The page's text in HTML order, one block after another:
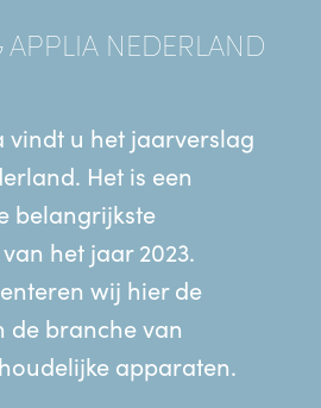
APPLIA NEDERLAND
vindt u het jaarverslag
Het is een
belangrijkste
het jaar 2023.
wij hier de
de branche van
apparaten.